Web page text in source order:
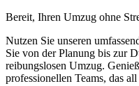
Bereit, Ihren Umzug ohne
Nutzen Sie unseren
Sie von der Planung bis zur
reibungslosen Umzug.
professionellen Teams, das